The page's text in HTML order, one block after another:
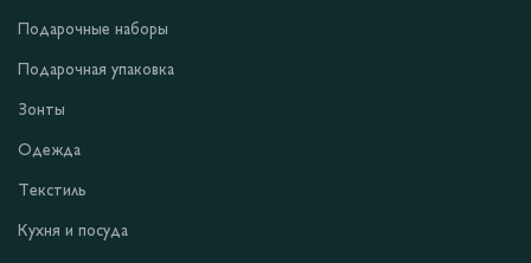
Подарочные наборы
Подарочная упаковка
Зонты
Одежда
Текстиль
Кухня и посуда